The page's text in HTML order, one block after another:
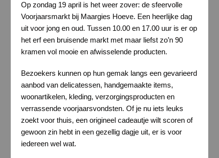
Op zondag 19 april is het weer zover: de sfeervolle
Voorjaarsmarkt bij Maargies Hoeve. Een heerlijke dag
uit voor jong en oud. Tussen 10.00 en 17.00 uur is er op
het erf een bruisende markt met maar liefst zo’n 90
kramen vol mooie en afwisselende producten.
Bezoekers kunnen op hun gemak langs een gevarieerd
aanbod van delicatessen, handgemaakte items,
woonartikelen, kleding, verzorgingsproducten en
verrassende voorjaarsvondsten. Of je nu iets leuks
zoekt voor thuis, een origineel cadeautje wilt scoren of
gewoon zin hebt in een gezellig dagje uit, er is voor
iedereen wel wat.